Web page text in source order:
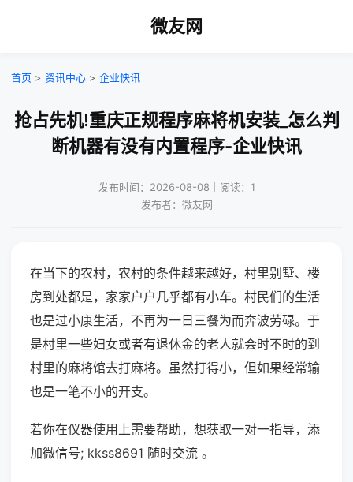
微友网
首页 > 资讯中心 > 企业快讯
抢占先机!重庆正规程序麻将机安装_怎么判
断机器有没有内置程序-企业快讯
发布时间：2026-08-08｜阅读：1
发布者：微友网
在当下的农村，农村的条件越来越好，村里别墅、楼
房到处都是，家家户户几乎都有小车。村民们的生活
也是过小康生活，不再为一日三餐为而奔波劳碌。于
是村里一些妇女或者有退休金的老人就会时不时的到
村里的麻将馆去打麻将。虽然打得小，但如果经常输
也是一笔不小的开支。
若你在仪器使用上需要帮助，想获取一对一指导，添
加微信号; kkss8691 随时交流 。